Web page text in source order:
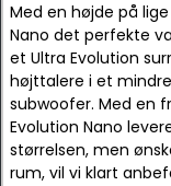
Med en højde på
Nano det perfekte
et Ultra Evolution
højttalere i et
subwoofer. Med en
Evolution Nano
størrelsen, men
rum, vil vi klart